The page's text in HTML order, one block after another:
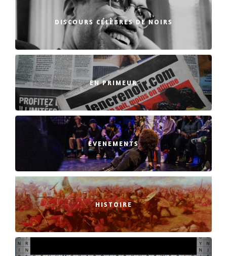
DISCOURS CÉLÈBRES DE NOIRS
EN PRIMEUR
EVENEMENTS
HISTOIRE